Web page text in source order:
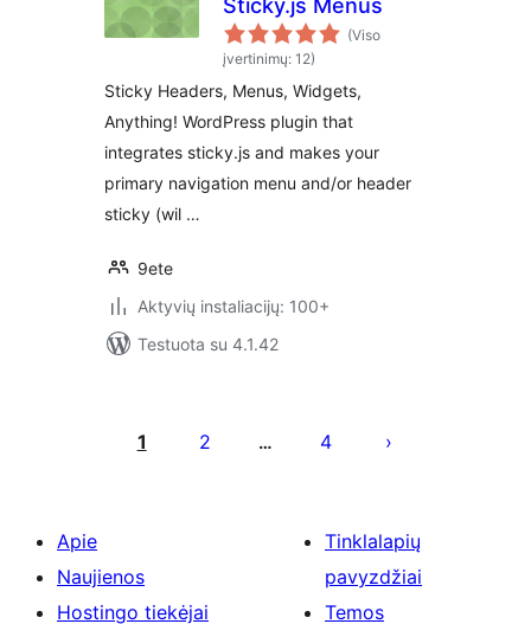
Sticky.js Menus
(Viso
įvertinimų: 12)
Sticky Headers, Menus, Widgets,
Anything! WordPress plugin that
integrates sticky.js and makes your
primary navigation menu and/or header
sticky (wil …
9ete
Aktyvių instaliacijų: 100+
Testuota su 4.1.42
puslapiavimas
1 2 … 4
Apie
Naujienos
Hostingo tiekėjai
Tinklalapių
pavyzdžiai
Temos